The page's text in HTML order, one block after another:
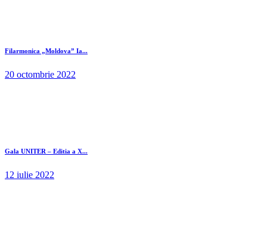
Filarmonica „Moldova” Ia...
20 octombrie 2022
Gala UNITER – Editia a X...
12 iulie 2022